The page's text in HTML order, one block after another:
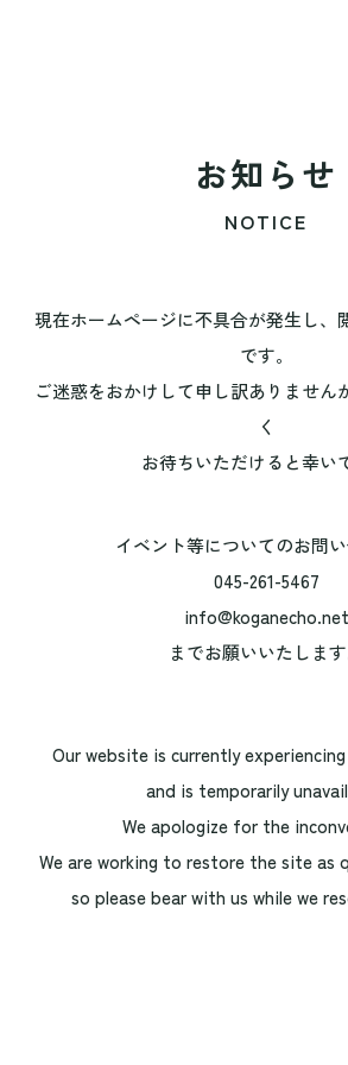
お知らせ
NOTICE
現在ホームページに不具合が発生し、
です。
ご迷惑をおかけして申し訳ありません
く
お待ちいただけると幸い
イベント等についてのお問
045-261-5467
info@koganecho.net
までお願いいたします
Our website is currently
and is temporarily
We apologize for the
We are working to restore the site as
so please bear with us while we